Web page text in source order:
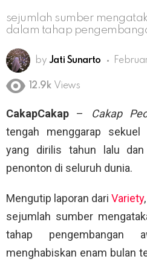
sejumlah sumber
dalam tahap
by Jati Sunarto
12.9k Views
CakapCakap – Cakap
tengah menggarap
yang dirilis tahun lalu
penonton di seluruh dunia.
Mengutip laporan dariVariety
sejumlah sumber
tahap pengembangan
menghabiskan enam bulan